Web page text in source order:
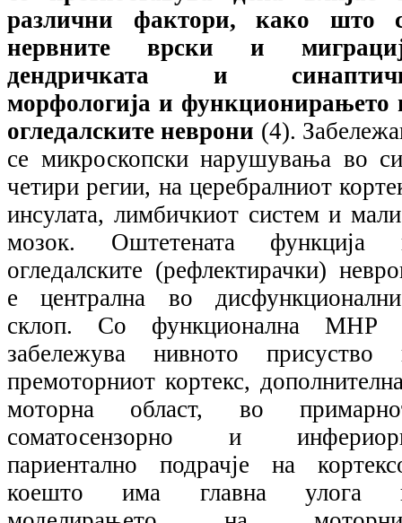
различни фактори, како што
нервните врски и
дендричката и
морфологија и функционирањето
огледалските неврони (4).
се микроскопски нарушувања во
четири регии, на церебралниот
инсулата, лимбичкиот систем и
мозок. Оштетената функција
огледалските (рефлектирачки)
е централна во
склоп. Со функционална МНР
забележува нивното присуство
премоторниот кортекс,
моторна област, во
соматосензорно и
париентално подрачје на
коешто има главна улога